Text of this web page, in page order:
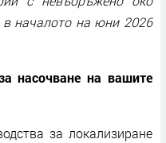
в началото на юни 2026
насочване на вашите
за локализиране